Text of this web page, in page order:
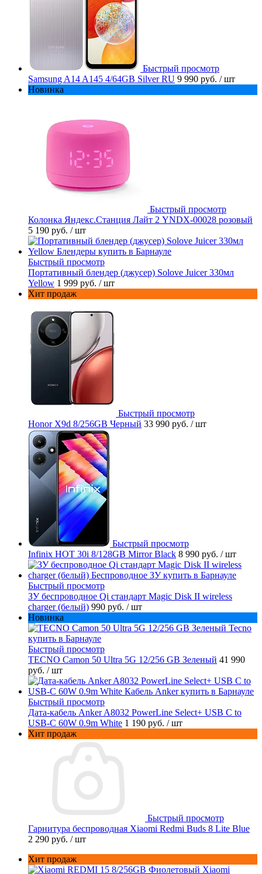
Быстрый просмотр
Samsung A14 A145 4/64GB Silver RU 9 990 руб. / шт
Новинка
Быстрый просмотр
Колонка Яндекс.Станция Лайт 2 YNDX-00028 розовый
5 190 руб. / шт
Быстрый просмотр
Портативный блендер (джусер) Solove Juicer 330мл
Yellow 1 999 руб. / шт
Хит продаж
Быстрый просмотр
Honor X9d 8/256GB Черный 33 990 руб. / шт
Быстрый просмотр
Infinix HOT 30i 8/128GB Mirror Black 8 990 руб. / шт
Быстрый просмотр
ЗУ беспроводное Qi стандарт Magic Disk II wireless
charger (белый) 990 руб. / шт
Новинка
Быстрый просмотр
TECNO Camon 50 Ultra 5G 12/256 GB Зеленый 41 990
руб. / шт
Быстрый просмотр
Дата-кабель Anker A8032 PowerLine Select+ USB C to
USB-C 60W 0.9m White 1 190 руб. / шт
Хит продаж
Быстрый просмотр
Гарнитура беспроводная Xiaomi Redmi Buds 8 Lite Blue
2 290 руб. / шт
Хит продаж